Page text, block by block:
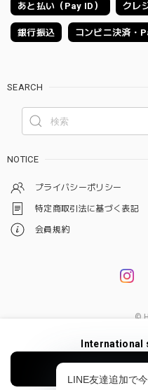
あと払い（Pay ID） クレ
銀行振込 コンビニ決済・
SEARCH
NOTICE
プライバシーポリシー
特定商取引法に基づく表記
会員規約
©
International
ショ